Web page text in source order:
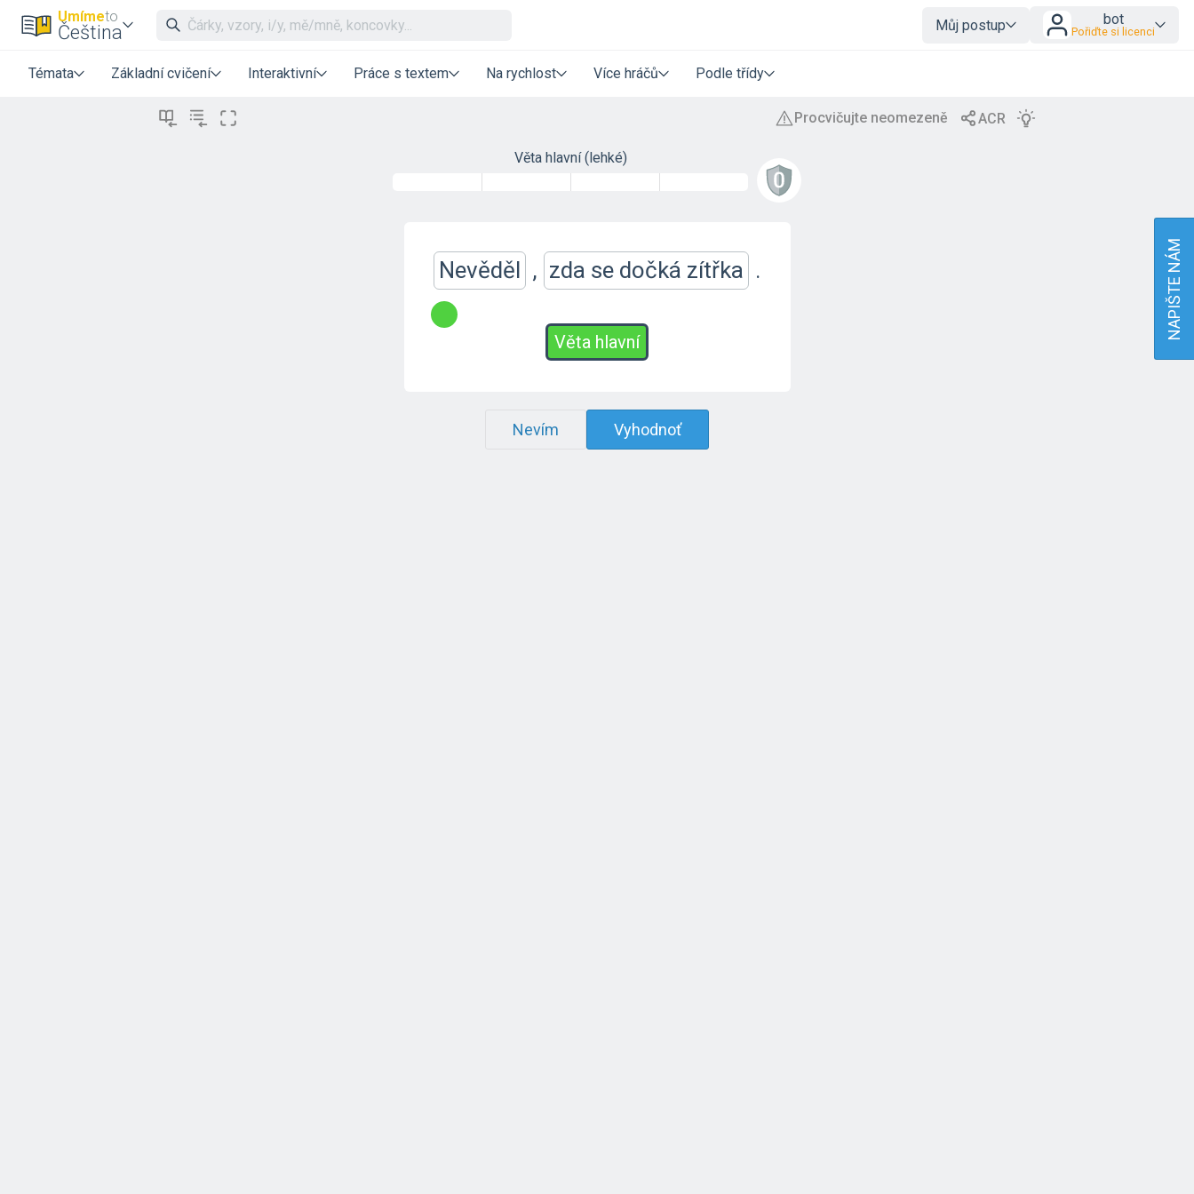
Umímeto
Čeština Můj postup bot
Pořiďte si licenci
Témata Základní cvičení Interaktivní Práce s textem Na rychlost Více hráčů Podle třídy
Věta hlavní (lehké)
Nevěděl , zda se dočká zítřka .
Věta hlavní
Nevím Vyhodnoť
NAPIŠTE NÁM